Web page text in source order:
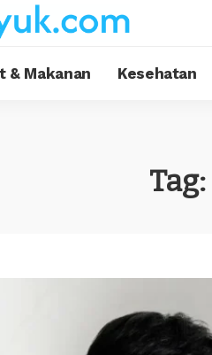
& Makanan Kesehatan
Tag: